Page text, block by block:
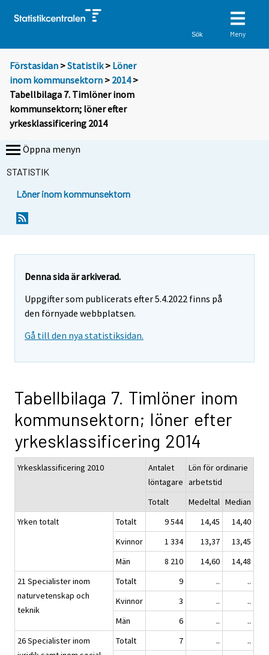
Sök Meny
Förstasidan >Statistik > Löner
inom kommunsektorn > 2014>
Tabellbilaga 7. Timlöner inom
kommunsektorn; löner efter
yrkesklassificering 2014
Öppna menyn
STATISTIK
Löner inom kommunsektorn
Denna sida är arkiverad.
Uppgifter som publicerats efter 5.4.2022 finns på
den förnyade webbplatsen.
Gå till den nya statistiksidan.
Tabellbilaga 7. Timlöner inom
kommunsektorn; löner efter
yrkesklassificering 2014
Yrkesklassificering 2010
Antalet
löntagare
Lön för ordinarie
arbetstid
Totalt
Medeltal Median
Yrken totalt
Totalt 9 544 14,45
14,40
Kvinnor
1 334 13,37
13,45
Män
8 210 14,60
14,48
21 Specialister inom
naturvetenskap och
teknik
Totalt 9 ..
..
Kvinnor
3 ..
..
Män
6 ..
..
26 Specialister inom
Totalt 7 ..
..